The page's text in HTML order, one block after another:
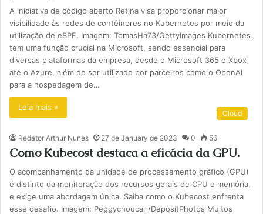
A iniciativa de código aberto Retina visa proporcionar maior
visibilidade às redes de contêineres no Kubernetes por meio da
utilização de eBPF. Imagem: TomasHa73/GettyImages Kubernetes
tem uma função crucial na Microsoft, sendo essencial para
diversas plataformas da empresa, desde o Microsoft 365 e Xbox
até o Azure, além de ser utilizado por parceiros como o OpenAI
para a hospedagem de…
Leia mais »
Cloud
Redator Arthur Nunes 27 de January de 2023 0 56
Como Kubecost destaca a eficácia da GPU.
O acompanhamento da unidade de processamento gráfico (GPU)
é distinto da monitoração dos recursos gerais de CPU e memória,
e exige uma abordagem única. Saiba como o Kubecost enfrenta
esse desafio. Imagem: Peggychoucair/DepositPhotos Muitos